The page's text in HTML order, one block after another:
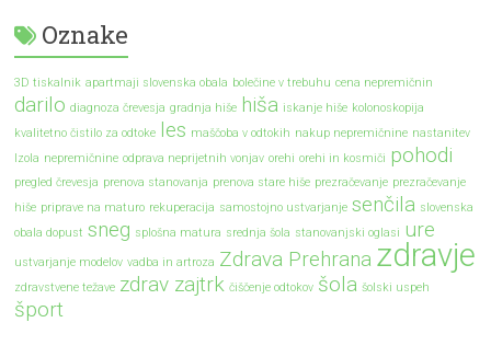
Oznake
3D tiskalnik apartmaji slovenska obala bolečine v trebuhu cena nepremičnin
darilo diagnoza črevesja gradnja hiše hiša iskanje hiše kolonoskopija
kvalitetno čistilo za odtoke les maščoba v odtokih nakup nepremičnine nastanitev
Izola nepremičnine odprava neprijetnih vonjav orehi orehi in kosmiči pohodi
pregled črevesja prenova stanovanja prenova stare hiše prezračevanje prezračevanje
hiše priprave na maturo rekuperacija samostojno ustvarjanje senčila slovenska
obala dopust sneg splošna matura srednja šola stanovanjski oglasi ure
ustvarjanje modelov vadba in artroza Zdrava Prehrana zdravje
zdravstvene težave zdrav zajtrk čiščenje odtokov šola šolski uspeh
šport